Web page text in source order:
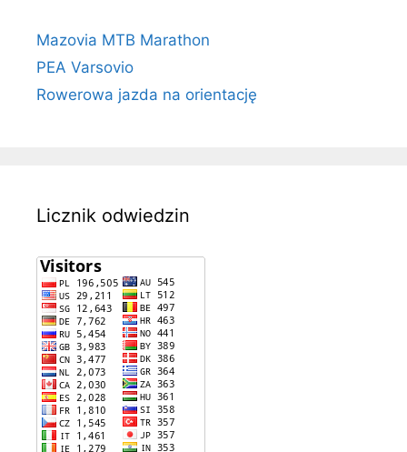
Mazovia MTB Marathon
PEA Varsovio
Rowerowa jazda na orientację
Licznik odwiedzin